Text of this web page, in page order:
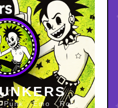
· Emo · Rock